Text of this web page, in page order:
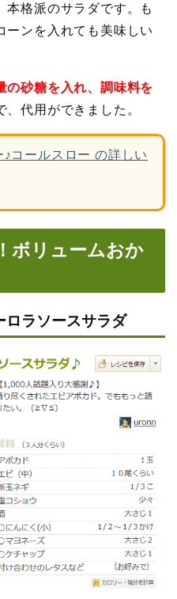
本格派のサラダです。も
ーンを入れても美味しい
の砂糖を入れ、調味料を
、代用ができました。
コールスロー の詳しい
ボリュームおか
ロラソースサラダ